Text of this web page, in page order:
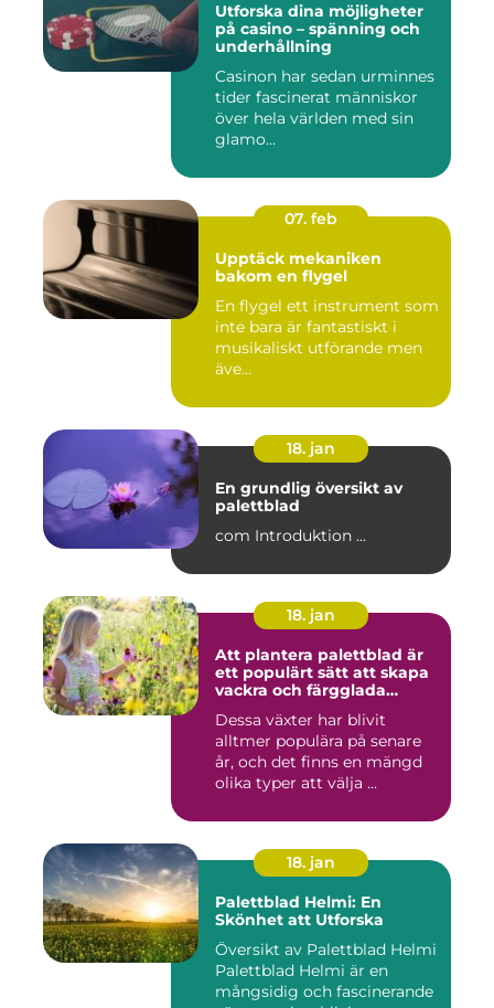
Utforska dina möjligheter
på casino – spänning och
underhållning
Casinon har sedan urminnes
tider fascinerat människor
över hela världen med sin
glamo...
07. feb
Upptäck mekaniken
bakom en flygel
En flygel ett instrument som
inte bara är fantastiskt i
musikaliskt utförande men
äve...
18. jan
En grundlig översikt av
palettblad
com Introduktion ...
18. jan
Att plantera palettblad är
ett populärt sätt att skapa
vackra och färgglada
inomhusmiljöer
Dessa växter har blivit
alltmer populära på senare
år, och det finns en mängd
olika typer att välja ...
18. jan
Palettblad Helmi: En
Skönhet att Utforska
Översikt av Palettblad Helmi
Palettblad Helmi är en
mångsidig och fascinerande